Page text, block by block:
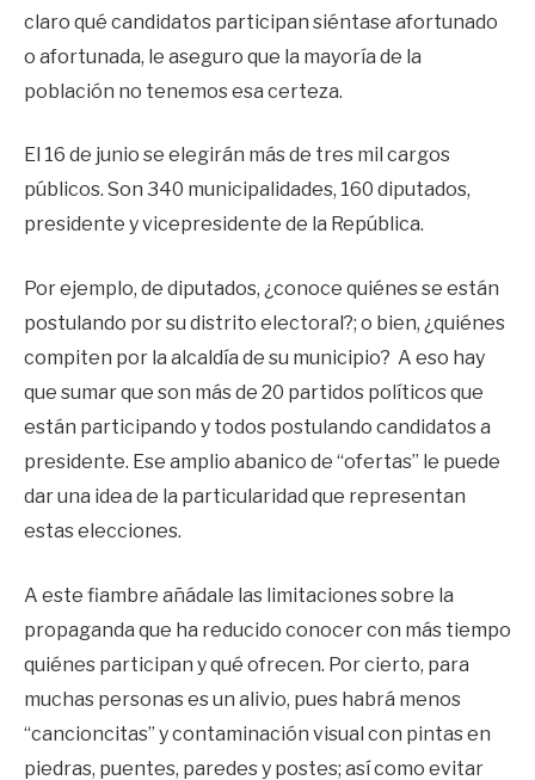
claro qué candidatos participan siéntase afortunado
o afortunada, le aseguro que la mayoría de la
población no tenemos esa certeza.
El 16 de junio se elegirán más de tres mil cargos
públicos. Son 340 municipalidades, 160 diputados,
presidente y vicepresidente de la República.
Por ejemplo, de diputados, ¿conoce quiénes se están
postulando por su distrito electoral?; o bien, ¿quiénes
compiten por la alcaldía de su municipio? A eso hay
que sumar que son más de 20 partidos políticos que
están participando y todos postulando candidatos a
presidente. Ese amplio abanico de “ofertas” le puede
dar una idea de la particularidad que representan
estas elecciones.
A este fiambre añádale las limitaciones sobre la
propaganda que ha reducido conocer con más tiempo
quiénes participan y qué ofrecen. Por cierto, para
muchas personas es un alivio, pues habrá menos
“cancioncitas” y contaminación visual con pintas en
piedras, puentes, paredes y postes; así como evitar